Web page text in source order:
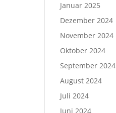
Januar 2025
Dezember 2024
November 2024
Oktober 2024
September 2024
August 2024
Juli 2024
Juni 2024